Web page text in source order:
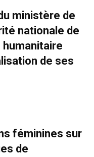
ministère de
nationale de
humanitaire
de ses
féminines sur
de